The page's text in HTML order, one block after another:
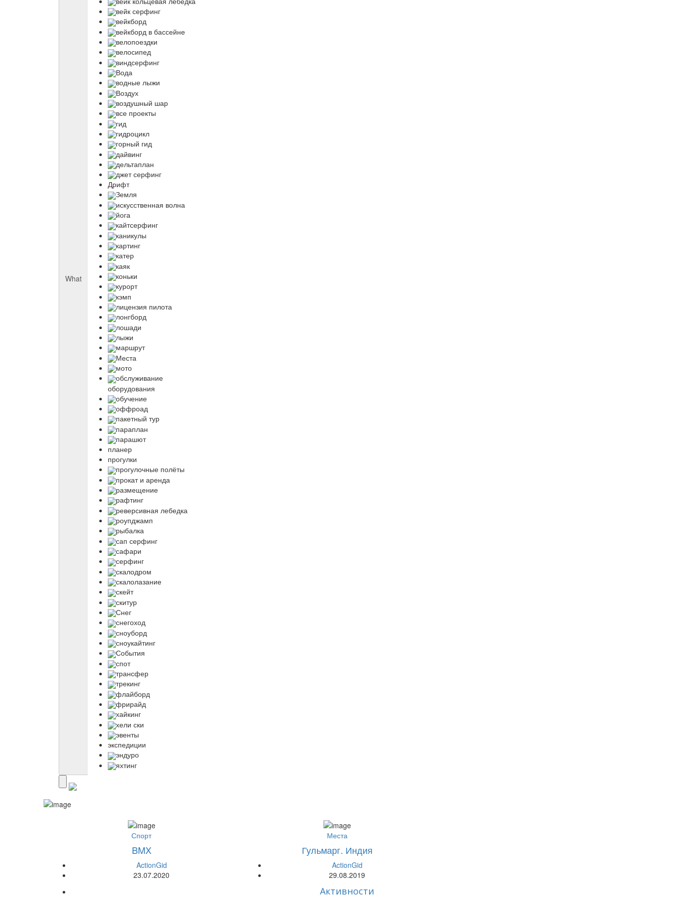
What
вейк серфинг
вейкборд
вейкборд в бассейне
велопоездки
велосипед
виндсерфинг
Вода
водные лыжи
Воздух
воздушный шар
все проекты
гид
гидроцикл
горный гид
дайвинг
дельтаплан
джет серфинг
Дрифт
Земля
искусственная волна
йога
кайтсерфинг
каникулы
картинг
катер
каяк
коньки
курорт
кэмп
лицензия пилота
лонгборд
лошади
лыжи
маршрут
Места
мото
обслуживание
оборудования
обучение
оффроад
пакетный тур
параплан
парашют
планер
прогулки
прогулочные полёты
прокат и аренда
размещение
рафтинг
реверсивная лебедка
роупджамп
рыбалка
сап серфинг
сафари
серфинг
скалодром
скалолазание
скейт
скитур
Снег
снегоход
сноуборд
сноукайтинг
События
спот
трансфер
трекинг
флайборд
фрирайд
хайкинг
хели ски
эвенты
экспедиции
эндуро
яхтинг
Спорт
BMX
ActionGid
23.07.2020
Места
Гульмарг. Индия
ActionGid
29.08.2019
Активности